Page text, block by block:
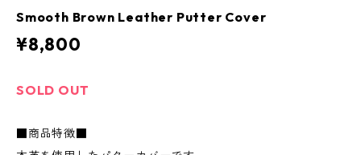
Smooth Brown Leather Putter Cover
¥8,800
SOLD OUT
■商品特徴■